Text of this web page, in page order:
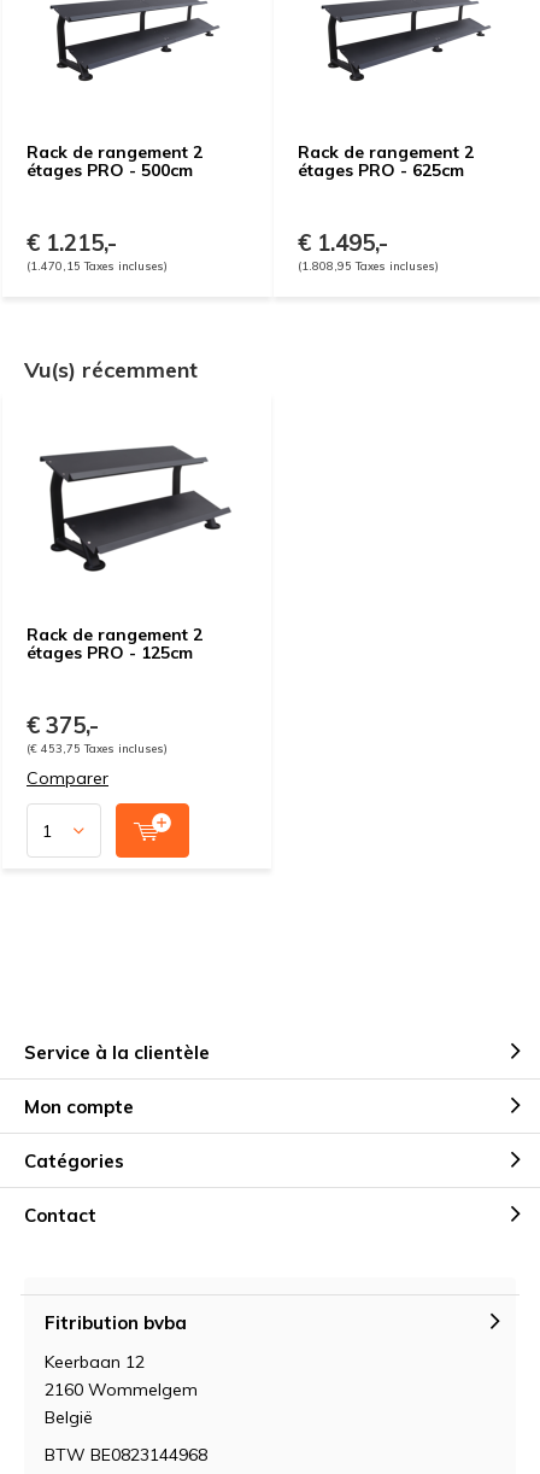
Rack de rangement 2
étages PRO - 500cm
€ 1.215,-
(1.470,15 Taxes incluses)
Rack de rangement 2
étages PRO - 625cm
€ 1.495,-
(1.808,95 Taxes incluses)
Vu(s) récemment
Rack de rangement 2
étages PRO - 125cm
€ 375,-
(€ 453,75 Taxes incluses)
Comparer
Service à la clientèle
Mon compte
Catégories
Contact
Fitribution bvba
Keerbaan 12
2160 Wommelgem
België
BTW BE0823144968